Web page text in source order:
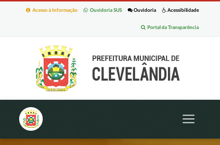
Acessibilidade
Ouvidoria
Ouvidoria SUS
Acesso à Informação
Portal da Transparência